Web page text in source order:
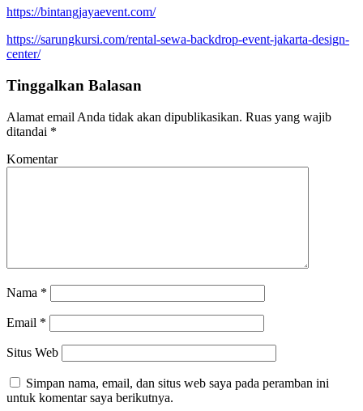
https://bintangjayaevent.com/
https://sarungkursi.com/rental-sewa-backdrop-event-jakarta-design-
center/
Tinggalkan Balasan
Alamat email Anda tidak akan dipublikasikan. Ruas yang wajib
ditandai *
Komentar
Nama *
Email *
Situs Web
Simpan nama, email, dan situs web saya pada peramban ini
untuk komentar saya berikutnya.